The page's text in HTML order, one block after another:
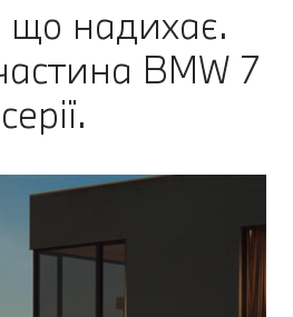
надихає.
BMW 7
серії.